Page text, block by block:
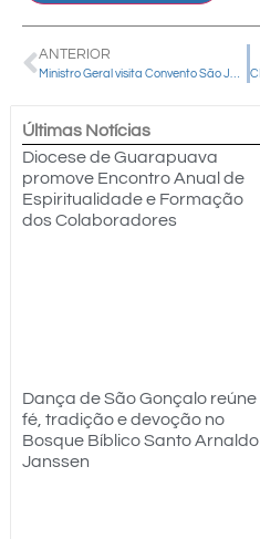
ANTERIOR
Ministro Geral visita Convento São José
Últimas Notícias
Diocese de Guarapuava
promove Encontro Anual de
Espiritualidade e Formação
dos Colaboradores
Dança de São Gonçalo reúne
fé, tradição e devoção no
Bosque Bíblico Santo Arnaldo
Janssen